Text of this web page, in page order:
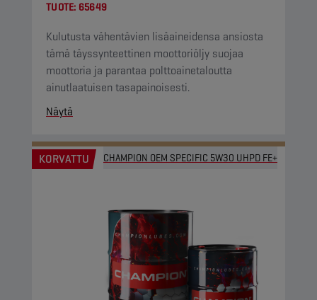
TUOTE: 65649
Kulutusta vähentävien lisäaineidensa ansiosta
tämä täyssynteettinen moottoriöljy suojaa
moottoria ja parantaa polttoainetaloutta
ainutlaatuisen tasapainoisesti.
Näytä
KORVATTU CHAMPION OEM SPECIFIC 5W30 UHPD FE+